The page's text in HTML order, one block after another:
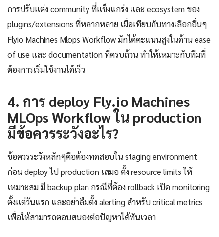
การปรับแต่ง community ที่แข็งแกร่ง และ ecosystem ของ
plugins/extensions ที่หลากหลาย เมื่อเทียบกับทางเลือกอื่นๆ
Flyio Machines Mlops Workflow มักได้คะแนนสูงในด้าน ease
of use และ documentation ที่ครบถ้วน ทำให้เหมาะกับทีมที่
ต้องการเริ่มใช้งานได้เร็ว
4. การ deploy Fly.io Machines
MLOps Workflow ใน production
มีข้อควรระวังอะไร?
ข้อควรระวังหลักๆคือต้องทดสอบใน staging environment
ก่อน deploy ไป production เสมอ ตั้ง resource limits ให้
เหมาะสม มี backup plan กรณีที่ต้อง rollback เปิด monitoring
ตั้งแต่วันแรก และอย่าลืมตั้ง alerting สำหรับ critical metrics
เพื่อให้สามารถตอบสนองต่อปัญหาได้ทันเวลา